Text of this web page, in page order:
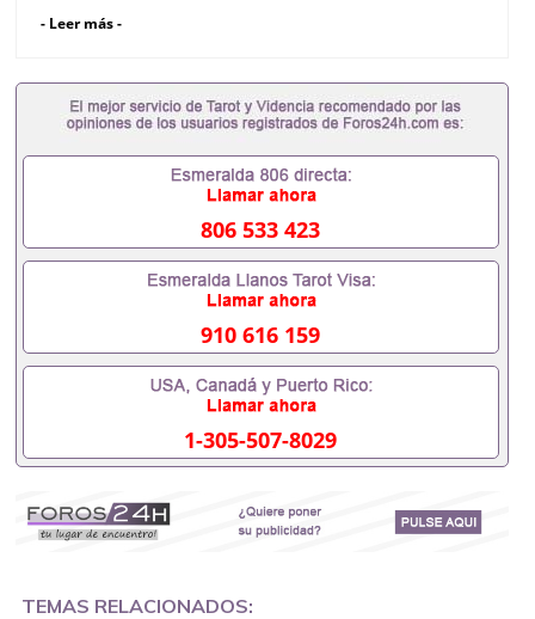
留服认证办理学历认证办理学生卡办理录取通知书办
办理加拿大文凭办理德国文凭 一、快速办理材料：
1、毕业证+成绩单+留学回国人员证明+教育部认证,
录取通知书，雅思。（全套留学回国必备证明材料，
福，OFFER，在读证明，学生卡等留学相关材料（申
请学校、转学，甚至是申请工签都可以用到）。 注：
校，专业，学位，毕业时间都可以根据客户要求安
排。 国内找工作假的毕业证可以用吗551190476假的
毕业证成绩单可以办学历认证吗551190476要定居国
外需要办理什么材料551190476入职事业单位/国企假
的毕业证会查吗551190476入职国企/事业单位需要些
什么材料551190476办理假毕业证在国内能用吗, 挂科
拿不到毕业证怎么办, 毕业证丢了怎么办, 没有正常毕
业怎么办理毕业证,没毕业可以办学历认证吗,您是否
因为中途辍学、挂科而没有正常毕业551190476您是
否因为递交材料不齐而被拒之门外551190476您是否
因没正常毕业而导致回国得不到教育部认证在校挂科
工作没有文凭怎么办,怎么办理本科/研究生文凭
551190476如何办理本科/硕士毕业证551190476网上
大学文凭可以打工作吗551190476怎么办理 外假毕业
- Leer más -
806 533 423
910 616 159
1-305-507-8029
TEMAS RELACIONADOS: